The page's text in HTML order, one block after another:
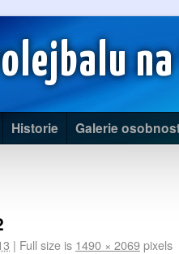
na
Historie Galerie
| Full size is 1490 × 2069pixels